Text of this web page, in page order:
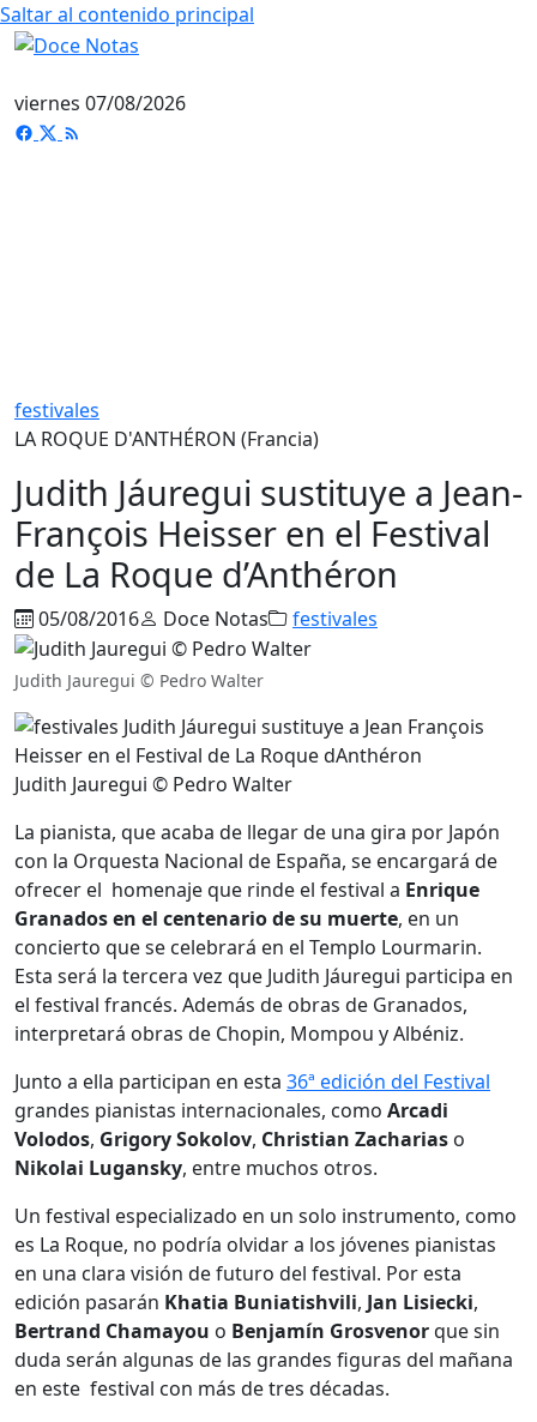
Saltar al contenido principal
viernes 07/08/2026
festivales
LA ROQUE D'ANTHÉRON (Francia)
Judith Jáuregui sustituye a Jean-
François Heisser en el Festival
de La Roque d’Anthéron
05/08/2016 Doce Notas festivales
Judith Jauregui © Pedro Walter
Judith Jauregui © Pedro Walter
La pianista, que acaba de llegar de una gira por Japón
con la Orquesta Nacional de España, se encargará de
ofrecer el homenaje que rinde el festival a Enrique
Granados en el centenario de su muerte, en un
concierto que se celebrará en el Templo Lourmarin.
Esta será la tercera vez que Judith Jáuregui participa en
el festival francés. Además de obras de Granados,
interpretará obras de Chopin, Mompou y Albéniz.
Junto a ella participan en esta 36ª edición del Festival
grandes pianistas internacionales, como Arcadi
Volodos, Grigory Sokolov, Christian Zacharias o
Nikolai Lugansky, entre muchos otros.
Un festival especializado en un solo instrumento, como
es La Roque, no podría olvidar a los jóvenes pianistas
en una clara visión de futuro del festival. Por esta
edición pasarán Khatia Buniatishvili, Jan Lisiecki,
Bertrand Chamayou o Benjamín Grosvenorque sin
duda serán algunas de las grandes figuras del mañana
en este festival con más de tres décadas.